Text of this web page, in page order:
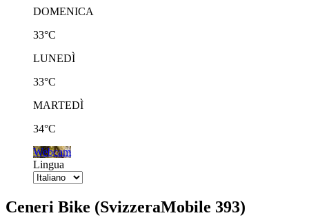
DOMENICA
33°C
LUNEDÌ
33°C
MARTEDÌ
34°C
Webcam
Lingua
Ceneri Bike (SvizzeraMobile 393)